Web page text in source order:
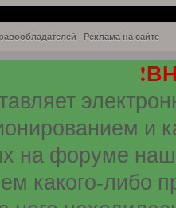
Реклама на сайте
и
на форуме
какого-либо